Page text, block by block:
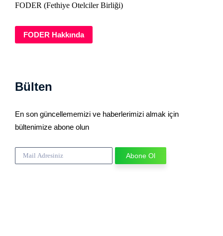
FODER (Fethiye Otelciler Birliği)
FODER Hakkında
Bülten
En son güncellememizi ve haberlerimizi almak için
bültenimize abone olun